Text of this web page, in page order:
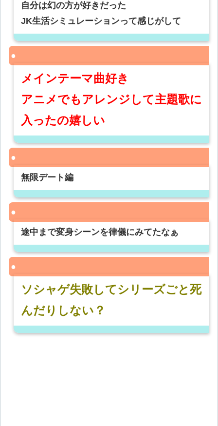
自分は幻の方が好きだった
JK生活シミュレーションって感じがして
メインテーマ曲好き
アニメでもアレンジして主題歌に
入ったの嬉しい
無限デート編
途中まで変身シーンを律儀にみてたなぁ
ソシャゲ失敗してシリーズごと死
んだりしない？